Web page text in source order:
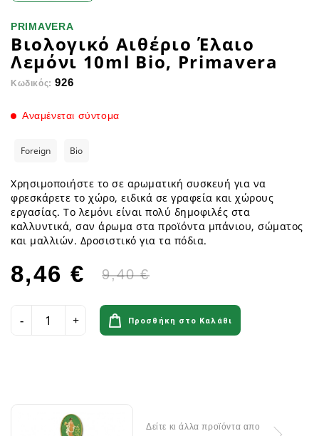
PRIMAVERA
Βιολογικό Αιθέριο Έλαιο
Λεμόνι 10ml Bio, Primavera
Κωδικός: 926
Αναμένεται σύντομα
Foreign Bio
Χρησιμοποιήστε το σε αρωματική συσκευή για να
φρεσκάρετε το χώρο, ειδικά σε γραφεία και χώρους
εργασίας. Το λεμόνι είναι πολύ δημοφιλές στα
καλλυντικά, σαν άρωμα στα προϊόντα μπάνιου, σώματος
και μαλλιών. Δροσιστικό για τα πόδια.
8,46 € 9,40 €
Προσθήκη στο Καλάθι
Δείτε κι άλλα προϊόντα απο